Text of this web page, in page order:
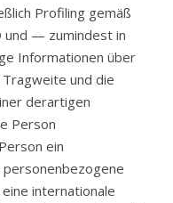
Profiling gemäß
und — zumindest in
Informationen über
und die
derartigen
Person
ein
internationale